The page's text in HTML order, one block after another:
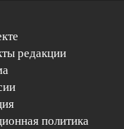
редакции
политика